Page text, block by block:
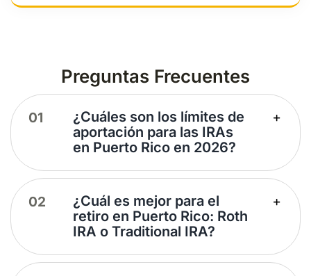
Preguntas Frecuentes
¿Cuáles son los límites de
aportación para las IRAs
en Puerto Rico en 2026?
¿Cuál es mejor para el
retiro en Puerto Rico: Roth
IRA o Traditional IRA?